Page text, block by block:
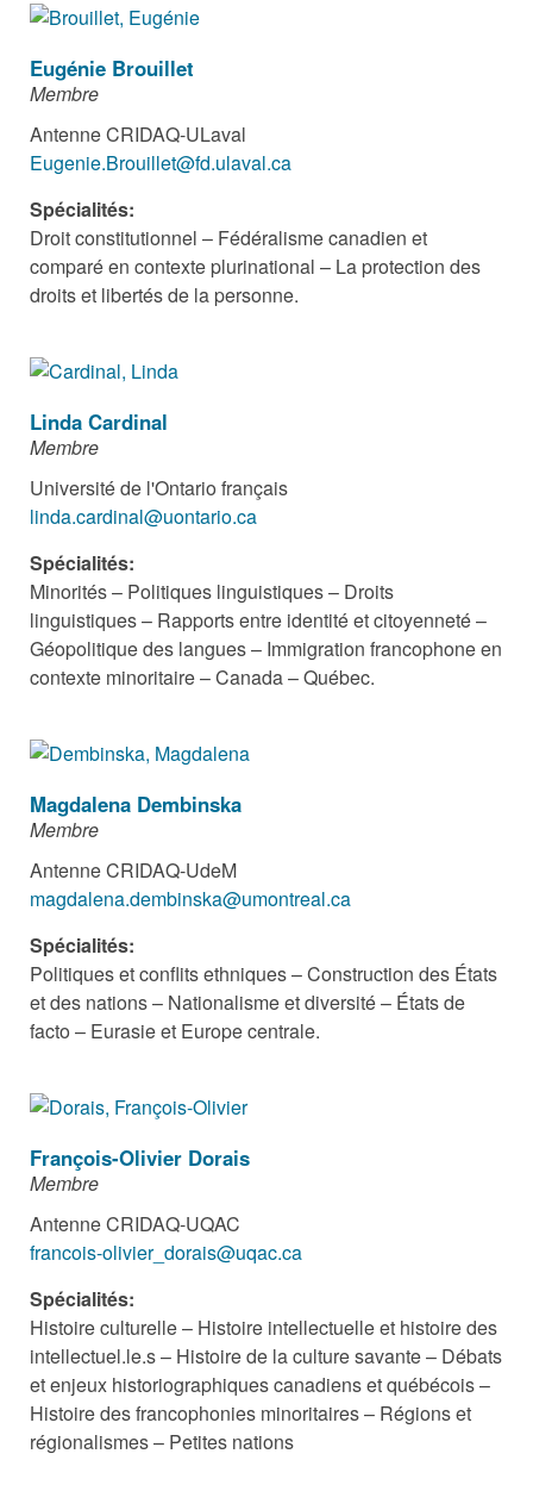
Eugénie Brouillet
Membre
Antenne CRIDAQ-ULaval
Eugenie.Brouillet@fd.ulaval.ca
Spécialités:
Droit constitutionnel – Fédéralisme canadien et
comparé en contexte plurinational – La protection des
droits et libertés de la personne.
Linda Cardinal
Membre
Université de l'Ontario français
linda.cardinal@uontario.ca
Spécialités:
Minorités – Politiques linguistiques – Droits
linguistiques – Rapports entre identité et citoyenneté –
Géopolitique des langues – Immigration francophone en
contexte minoritaire – Canada – Québec.
Magdalena Dembinska
Membre
Antenne CRIDAQ-UdeM
magdalena.dembinska@umontreal.ca
Spécialités:
Politiques et conflits ethniques – Construction des États
et des nations – Nationalisme et diversité – États de
facto – Eurasie et Europe centrale.
François-Olivier Dorais
Membre
Antenne CRIDAQ-UQAC
francois-olivier_dorais@uqac.ca
Spécialités:
Histoire culturelle – Histoire intellectuelle et histoire des
intellectuel.le.s – Histoire de la culture savante – Débats
et enjeux historiographiques canadiens et québécois –
Histoire des francophonies minoritaires – Régions et
régionalismes – Petites nations